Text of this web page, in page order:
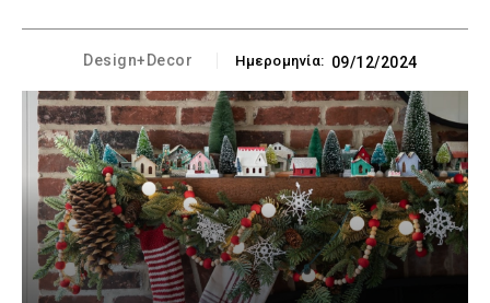
Design+Decor Ημερομηνία: 09/12/2024